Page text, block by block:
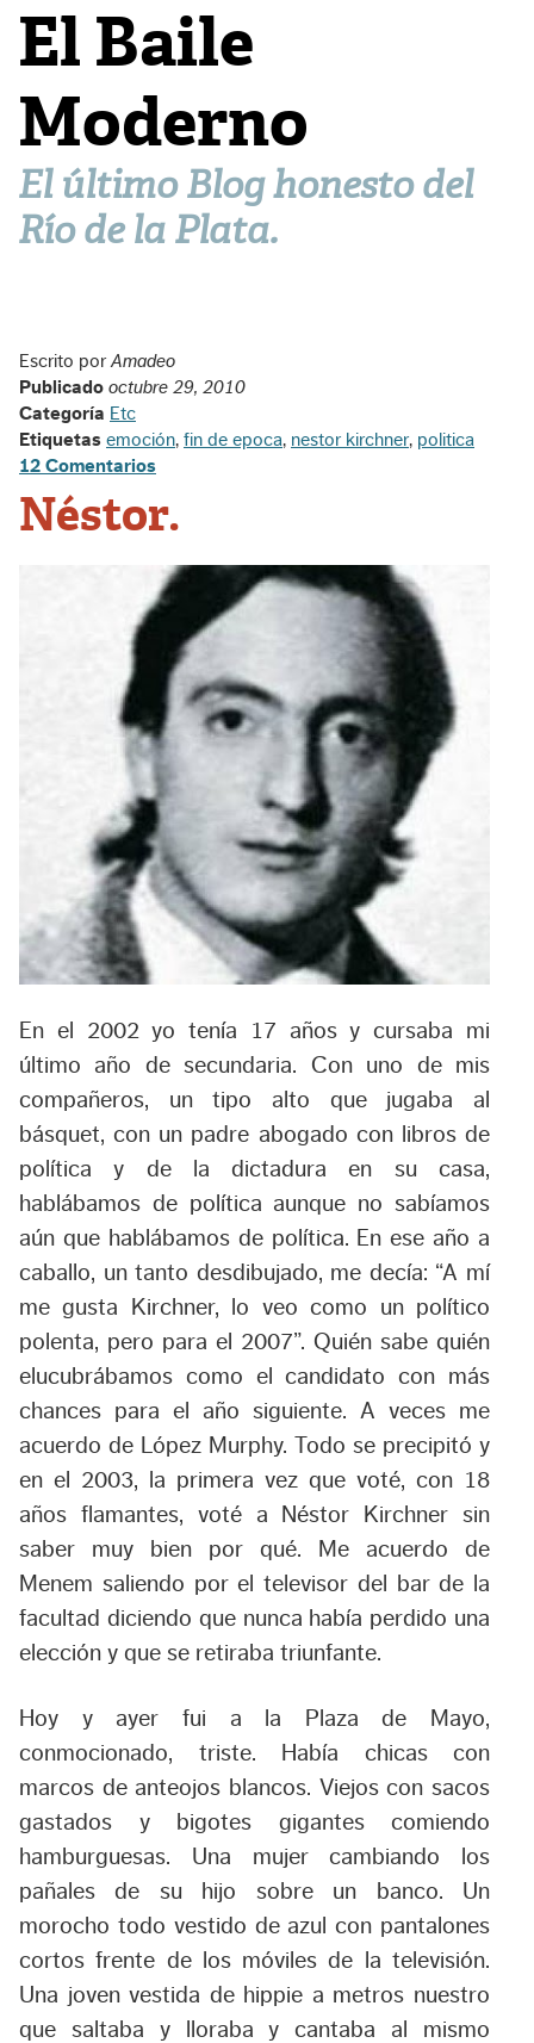
El Baile
Moderno
El último Blog honesto del
Río de la Plata.
Escrito porAmadeo
Publicado octubre 29, 2010
Categoría Etc
Etiquetas emoción, fin de epoca, nestor kirchner, politica
12 Comentarios
Néstor.
En el 2002 yo tenía 17 años y cursaba mi
último año de secundaria. Con uno de mis
compañeros, un tipo alto que jugaba al
básquet, con un padre abogado con libros de
política y de la dictadura en su casa,
hablábamos de política aunque no sabíamos
aún que hablábamos de política. En ese año a
caballo, un tanto desdibujado, me decía: “A mí
me gusta Kirchner, lo veo como un político
polenta, pero para el 2007”. Quién sabe quién
elucubrábamos como el candidato con más
chances para el año siguiente. A veces me
acuerdo de López Murphy. Todo se precipitó y
en el 2003, la primera vez que voté, con 18
años flamantes, voté a Néstor Kirchner sin
saber muy bien por qué. Me acuerdo de
Menem saliendo por el televisor del bar de la
facultad diciendo que nunca había perdido una
elección y que se retiraba triunfante.
Hoy y ayer fui a la Plaza de Mayo,
conmocionado, triste. Había chicas con
marcos de anteojos blancos. Viejos con sacos
gastados y bigotes gigantes comiendo
hamburguesas. Una mujer cambiando los
pañales de su hijo sobre un banco. Un
morocho todo vestido de azul con pantalones
cortos frente de los móviles de la televisión.
Una joven vestida de hippie a metros nuestro
que saltaba y lloraba y cantaba al mismo